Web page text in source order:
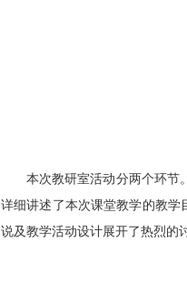
本次教研室活动分两个环节
详细讲述了本次课堂教学的教学
说及教学活动设计展开了热烈的